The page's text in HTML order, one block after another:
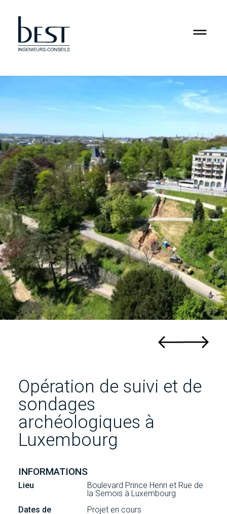
RSE
Opération de suivi et de
sondages
archéologiques à
Luxembourg
INFORMATIONS
Lieu
Boulevard Prince Henri et Rue de
la Semois à Luxembourg
Dates de
Projet en cours